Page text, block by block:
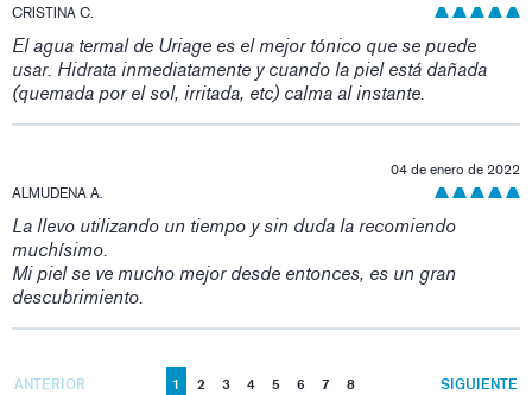
CRISTINA C.
El agua termal de Uriage es el mejor tónico que se puede
usar. Hidrata inmediatamente y cuando la piel está dañada
(quemada por el sol, irritada, etc) calma al instante.
ALMUDENA A.
04 de enero de 2022
La llevo utilizando un tiempo y sin duda la recomiendo
muchísimo.
Mi piel se ve mucho mejor desde entonces, es un gran
descubrimiento.
ANTERIOR 1 2 3 4 5 6 7 8 SIGUIENTE